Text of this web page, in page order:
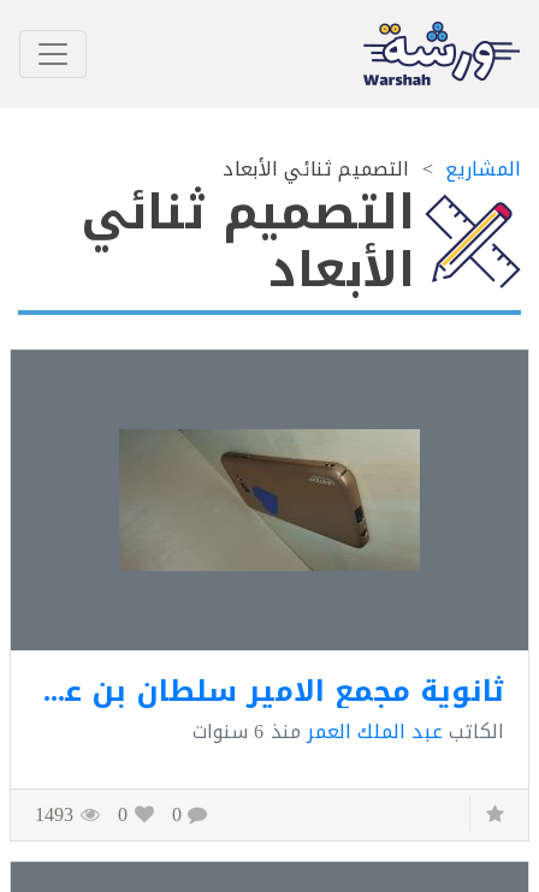
التصميم ثنائي الأبعاد
التصميم ثنائي
الأبعاد
ثانوية مجمع الامير سلطان بن عبد العزيز التعليمي
عبد الملك العمر منذ6 سنوات
0
1493